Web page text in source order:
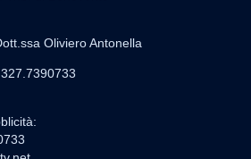
Oliviero Antonella